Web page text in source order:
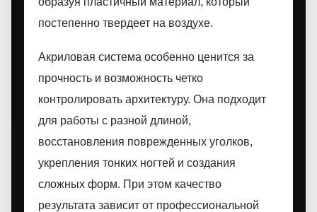
постепенно твердеет на воздухе.
Акриловая система особенно ценится за
прочность и возможность четко
контролировать архитектуру. Она подходит
для работы с разной длиной,
восстановления поврежденных уголков,
укрепления тонких ногтей и создания
сложных форм. При этом качество
результата зависит от профессиональной